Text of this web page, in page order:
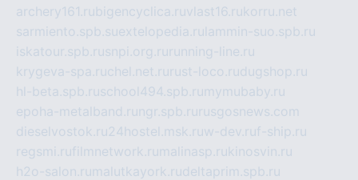
archery161.rubigencyclica.ruvlast16.rukorru.net
sarmiento.spb.suextelopedia.ru lammin-suo.spb.ru
iskatour.spb.rusnpi.org.ru running-line.ru
krygeva-spa.ruchel.net.ru rust-loco.rudugshop.ru
hl-beta.spb.ruschool494.spb.ru mymubaby.ru
epoha-metalband.ru ngr.spb.ru rusgosnews.com
dieselvostok.ru24hostel.msk.ruw-dev.ruf-ship.ru
regsmi.rufilmnetwork.ru malinasp.rukinosvin.ru
h2o-salon.ru malutkayork.rudeltaprim.spb.ru